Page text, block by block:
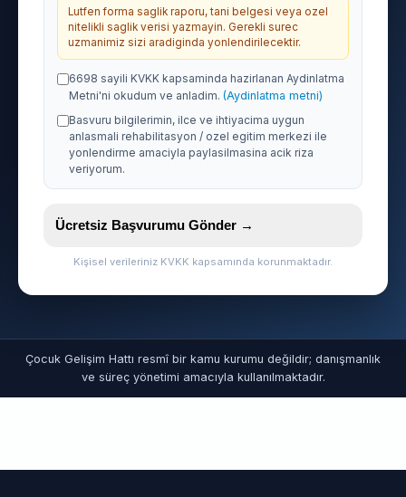
Lutfen forma saglik raporu, tani belgesi veya ozel
nitelikli saglik verisi yazmayin. Gerekli surec
uzmanimiz sizi aradiginda yonlendirilecektir.
6698 sayili KVKK kapsaminda hazirlanan Aydinlatma
Metni'ni okudum ve anladim. (Aydinlatma metni)
Basvuru bilgilerimin, ilce ve ihtiyacima uygun
anlasmali rehabilitasyon / ozel egitim merkezi ile
yonlendirme amaciyla paylasilmasina acik riza
veriyorum.
Ücretsiz Başvurumu Gönder →
Kişisel verileriniz KVKK kapsamında korunmaktadır.
Çocuk Gelişim Hattı resmî bir kamu kurumu değildir; danışmanlık
ve süreç yönetimi amacıyla kullanılmaktadır.